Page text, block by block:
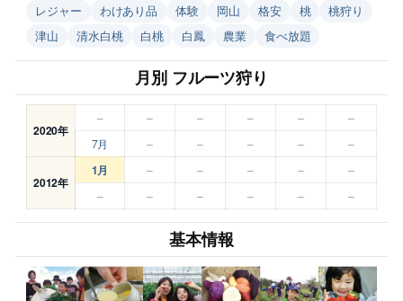
レジャー
わけあり品 体験 岡山 格安 桃
桃狩り
津山
清水白桃 白桃 白鳳 農業 食べ放題
月別 フルーツ狩り
2020年
– – – – –
–
7月
– – – – –
2012年
1月 – – – –
–
–
– – – – –
基本情報